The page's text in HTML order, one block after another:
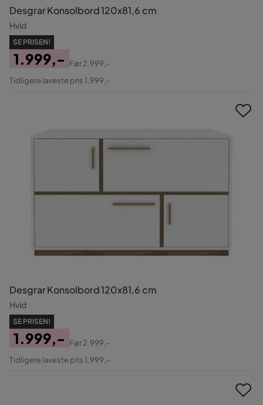
Desgrar Konsolbord 120x81,6 cm
Hvid
SE PRISEN!
Pris
1.999,-
Original
Før2.999,-
Tidligere laveste pris 1.999,-
Desgrar Konsolbord 120x81,6 cm
Hvid
SE PRISEN!
Pris
1.999,-
Original
Før2.999,-
Tidligere laveste pris 1.999,-